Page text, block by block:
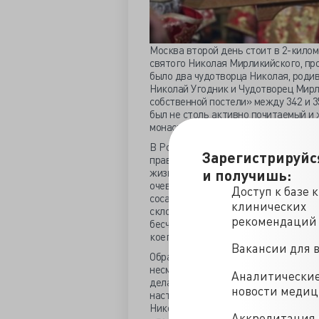
и получишь:
Доступ к базе
клинических
рекомендаций
Вакансии для
новости
Москва второй день стоит в 2-
святого Николая Мирликийского,
было два чудотворца Николая,
Николай Угодник и Чудотворец
собственной постели» между 342 и
был не столь активно почитаемый
монастыря Николай Пинарский, тоже
В Россию привезли мощи, конкретно
православные «списали» образ
жизни старца, а через семь веков,
очевидных разночтений. Известно,
сосать грудь матери в среду и
склонность к воздержанию». Мать
бесчадной», что тоже было
коего скончалась в родах.
Обратили внимание окружающих
несмотря на тщательное
делал в темноте и скрывшись под
настоятелем храма. Во время
Николай многочасовыми